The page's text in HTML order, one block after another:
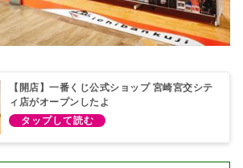
【開店】一番くじ公式ショップ 宮崎宮交シテ
ィ店がオープンしたよ